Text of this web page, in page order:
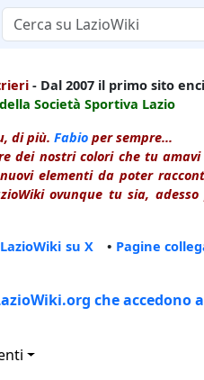
- Dal 2007 il primo sito
Società Sportiva Lazio
di più. Fabio per sempre...
dei nostri colori che tu
elementi da poter
ovunque tu sia,
LazioWiki su X • Pagine
che accedono